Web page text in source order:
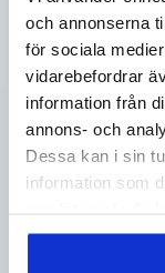
och annonserna
för sociala
vidarebefordrar
information från
annons- och
Dessa kan i sin
information som
UTFÖRANDE
MATERIAL
D4=20
D5=M6
L=107,7